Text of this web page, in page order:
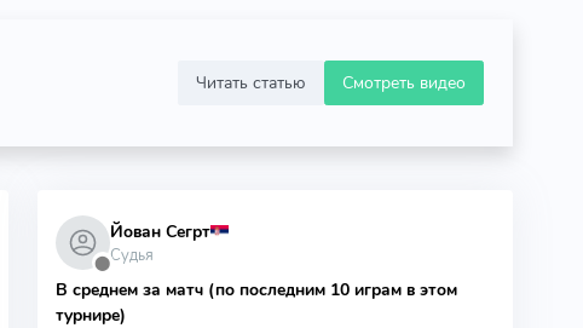
Читать статью Смотреть видео
⬤
Йован Сегрт
Судья
В среднем за матч (по последним 10 играм в этом
турнире)